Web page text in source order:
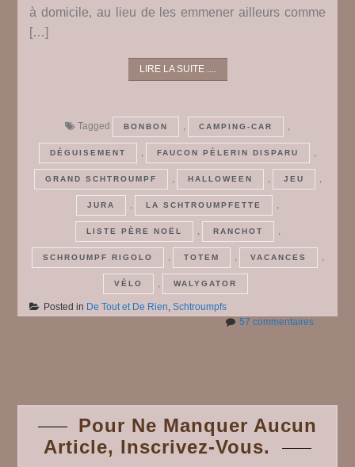
à domicile, au lieu de les emmener ailleurs comme
[…]
LIRE LA SUITE ....
Tagged BONBON , CAMPING-CAR ,
DÉGUISEMENT , FAUCON PÈLERIN DISPARU ,
GRAND SCHTROUMPF , HALLOWEEN , JEU ,
JURA , LA SCHTROUMPFETTE ,
LISTE PÈRE NOËL , RANCHOT ,
SCHROUMPF RIGOLO , TOTEM , VACANCES ,
VÉLO , WALYGATOR
Posted in De Tout et De Rien,Schtroumpfs
57 commentairessur
navigation
Pour Ne Manquer Aucun
Article, Inscrivez-Vous.